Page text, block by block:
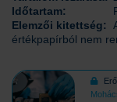
Időtartam:
Elemzői kitettség:
értékpapírból nem